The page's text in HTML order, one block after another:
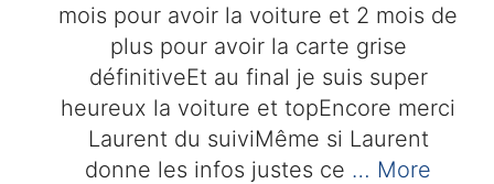
mois pour avoir la voiture et 2 mois de
plus pour avoir la carte grise
définitiveEt au final je suis super
heureux la voiture et topEncore merci
Laurent du suiviMême si Laurent
donne les infos justes ce … More